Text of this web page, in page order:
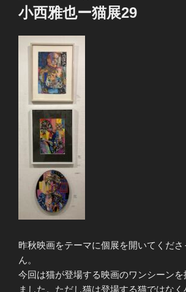
日:
小西雅也ー猫展29
昨秋映画をテーマに個展を開いてくださ
ん。
今回は猫が登場する映画のワンシーン
ました。ただし猫は登場する猫ではな